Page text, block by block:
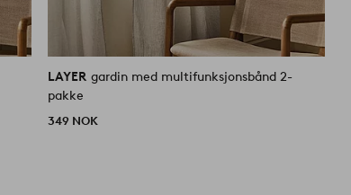
LAYER gardin med multifunksjonsbånd 2-
pakke
349 NOK